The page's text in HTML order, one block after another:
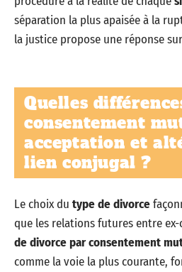
séparation la plus apaisée à la
la justice propose une réponse
Quelles
consentement
acceptation et
lien conjugal ?
Le choix du type de divorce
que les relations futures entre
de divorce par consentement
comme la voie la plus courante,